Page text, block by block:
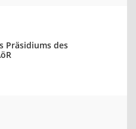
Präsidiums des